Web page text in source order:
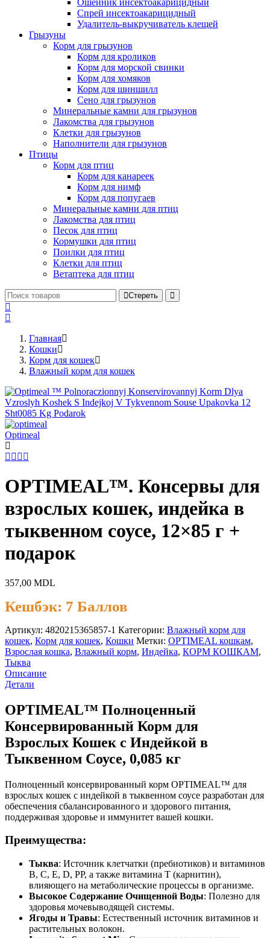
Ошейник инсектоакарицидный
Спрей инсектоакарицидный
Удалитель-выкручиватель клещей
Грызуны
Корм для грызунов
Корм для кроликов
Корм для морской свинки
Корм для хомяков
Корм для шиншилл
Сено для грызунов
Минеральные камни для грызунов
Лакомства для грызунов
Клетки для грызунов
Наполнители для грызунов
Птицы
Корм для птиц
Корм для канареек
Корм для нимф
Корм для попугаев
Минеральные камни для птиц
Лакомства для птиц
Песок для птиц
Кормушки для птиц
Поилки для птиц
Клетки для птиц
Ветаптека для птиц
Стереть
Главная
Кошки
Корм для кошек
Влажный корм для кошек
Optimeal
OPTIMEAL™. Консервы для
взрослых кошек, индейка в
тыквенном соусе, 12×85 г +
подарок
357,00 MDL
Кешбэк: 7 Баллов
Артикул: 4820215365857-1 Категории: Влажный корм для
кошек, Корм для кошек, Кошки Метки: OPTIMEAL кошкам,
Взрослая кошка, Влажный корм, Индейка, КОРМ КОШКАМ,
Тыква
Описание
Детали
OPTIMEAL™ Полноценный
Консервированный Корм для
Взрослых Кошек с Индейкой в
Тыквенном Соусе, 0,085 кг
Полноценный консервированный корм OPTIMEAL™ для
взрослых кошек с индейкой в тыквенном соусе разработан для
обеспечения сбалансированного и здорового питания,
поддерживая здоровье и иммунитет вашей кошки.
Преимущества:
Тыква: Источник клетчатки (пребиотиков) и витаминов
B, C, E, D, PP, а также витамина T (карнитин),
влияющего на метаболические процессы в организме.
Высокое Содержание Очищенной Воды: Полезно для
здоровья мочевыводящей системы.
Ягоды и Травы: Естественный источник витаминов и
растительных волокон.